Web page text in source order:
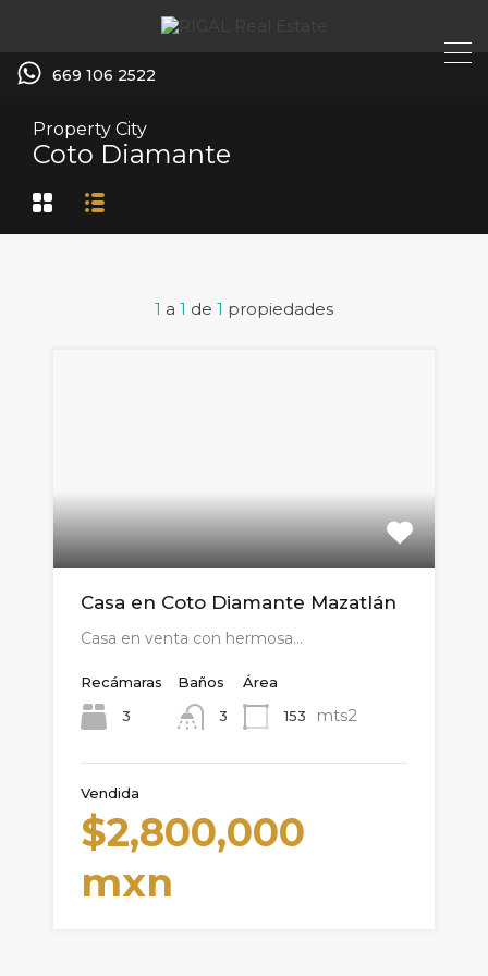
669 106 2522
Property City
Coto Diamante
1 a 1 de 1 propiedades
Casa en Coto Diamante Mazatlán
Casa en venta con hermosa…
Recámaras
3
Baños
3
Área
153
mts2
Vendida
$2,800,000
mxn